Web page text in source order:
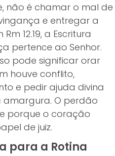
não é chamar o mal de
e entregar a
12.19, a Escritura
pertence ao Senhor.
pode significar orar
houve conflito,
e pedir ajuda divina
O perdão
porque o coração
de juiz.
para a Rotina